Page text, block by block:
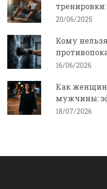
20/06/2025
Кому
16/06/2026
Как
мужчины:
18/07/2026